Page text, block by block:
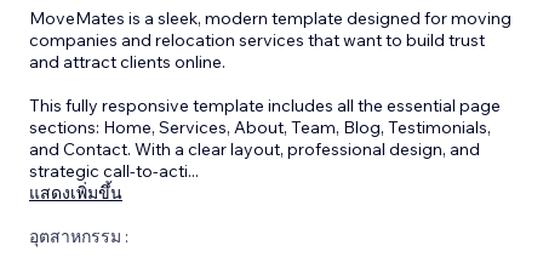
MoveMates is a sleek, modern template designed for moving
companies and relocation services that want to build trust
and attract clients online.
This fully responsive template includes all the essential page
sections: Home, Services, About, Team, Blog, Testimonials,
and Contact. With a clear layout, professional design, and
strategic call-to-acti...
แสดงเพิ่มขึ้น
อุตสาหกรรม :